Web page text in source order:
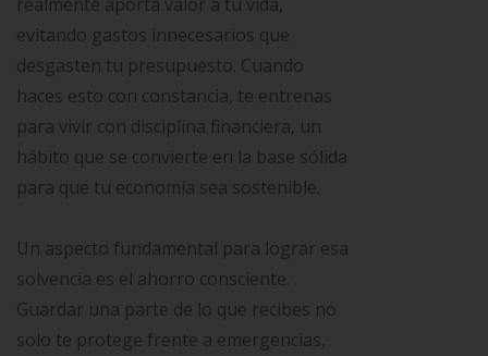
evitando gastos innecesarios que
desgasten tu presupuesto. Cuando
haces esto con constancia, te entrenas
para vivir con disciplina financiera, un
hábito que se convierte en la base sólida
para que tu economía sea sostenible.
Un aspecto fundamental para lograr esa
solvencia es el ahorro consciente.
Guardar una parte de lo que recibes no
solo te protege frente a emergencias,